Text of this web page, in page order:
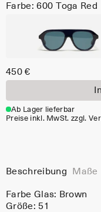
Farbe: 600 Toga Red
450 €
Ab Lager lieferbar
Preise inkl. MwSt. zzgl.
Beschreibung Maße
Farbe Glas: Brown
Größe: 51